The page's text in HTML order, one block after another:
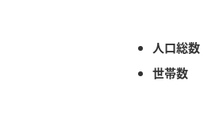
人口総数
世帯数